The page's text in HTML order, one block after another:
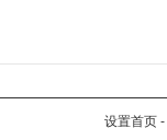
设置首页 -